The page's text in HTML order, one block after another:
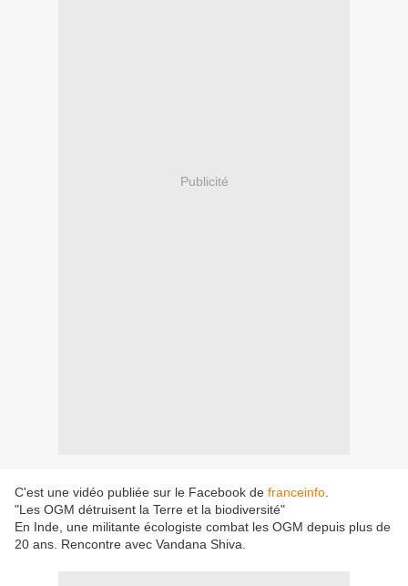
Publicité
C'est une vidéo publiée sur le Facebook de franceinfo
"Les OGM détruisent la Terre et la biodiversité"
En Inde, une militante écologiste combat les OGM depuis plus de
20 ans. Rencontre avec Vandana Shiva.